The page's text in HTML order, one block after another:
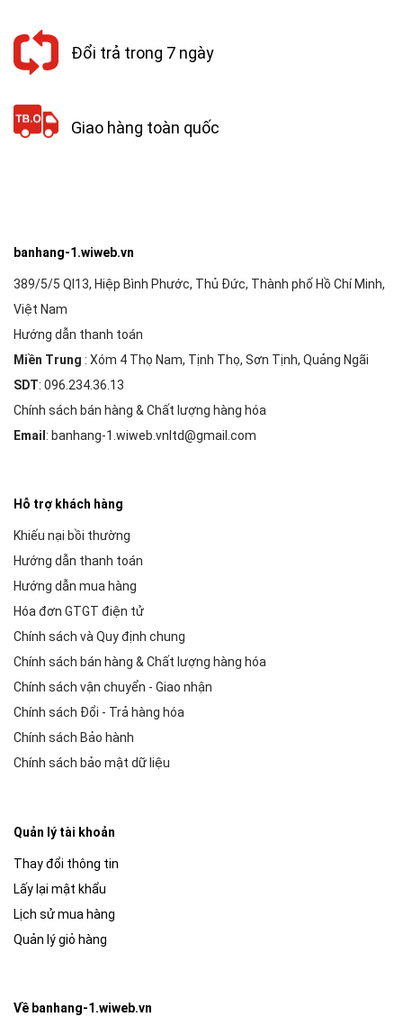
Đổi trả trong 7 ngày
Giao hàng toàn quốc
banhang-1.wiweb.vn
389/5/5 Ql13, Hiệp Bình Phước, Thủ Đức, Thành phố Hồ Chí Minh,
Việt Nam
Hướng dẫn thanh toán
Miền Trung : Xóm 4 Thọ Nam, Tịnh Thọ, Sơn Tịnh, Quảng Ngãi
SDT: 096.234.36.13
Chính sách bán hàng & Chất lượng hàng hóa
Email : banhang-1.wiweb.vnltd@gmail.com
Hỗ trợ khách hàng
Khiếu nại bồi thường
Hướng dẫn thanh toán
Hướng dẫn mua hàng
Hóa đơn GTGT điện tử
Chính sách và Quy định chung
Chính sách bán hàng & Chất lượng hàng hóa
Chính sách vận chuyển - Giao nhận
Chính sách Đổi - Trả hàng hóa
Chính sách Bảo hành
Chính sách bảo mật dữ liệu
Quản lý tài khoản
Thay đổi thông tin
Lấy lại mật khẩu
Lịch sử mua hàng
Quản lý giỏ hàng
Về banhang-1.wiweb.vn